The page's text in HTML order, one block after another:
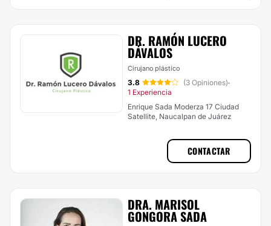
DR. RAMÓN LUCERO
DÁVALOS
Cirujano plástico
3.8 (3 Opiniones)·
1 Experiencia
Enrique Sada Moderza 17 Ciudad
Satellite, Naucalpan de Juárez
CONTACTAR
DRA. MARISOL
GONGORA SADA